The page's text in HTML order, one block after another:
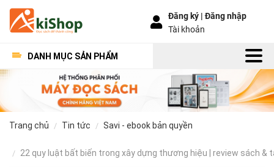
Đăng ký |Đăng nhập
Tài khoản
DANH MỤC SẢN PHẨM
trang chủ tin tức savi - ebook bản quyền
22 quy luật bất biến trong xây dựng thương hiệu | review sách &